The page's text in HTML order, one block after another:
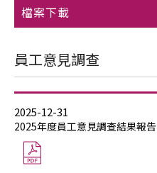
檔案下載
員工意見調查
2025-12-31
2025年度員工意見調查結果報告